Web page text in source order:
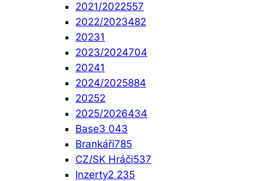
2021/2022557
2022/2023482
20231
2023/2024704
20241
2024/2025884
20252
2025/2026434
Base3 043
Brankáři785
CZ/SK Hráči537
Inzerty2 235